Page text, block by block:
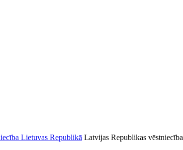
Latvijas Republikas vēstniecība